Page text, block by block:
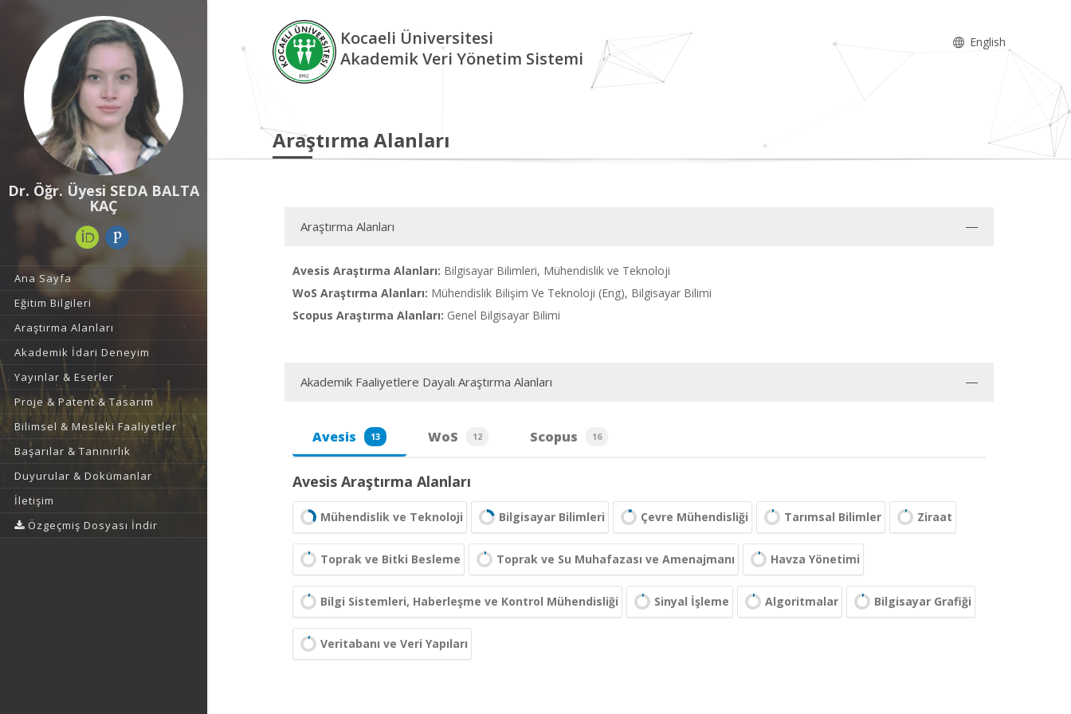
Dr. Öğr. Üyesi SEDA BALTA
KAÇ
Ana Sayfa
Eğitim Bilgileri
Araştırma Alanları
Akademik İdari Deneyim
Yayınlar & Eserler
Proje & Patent & Tasarım
Bilimsel & Mesleki Faaliyetler
Başarılar & Tanınırlık
Duyurular & Dokümanlar
İletişim
Özgeçmiş Dosyası İndir
Kocaeli Üniversitesi
Akademik Veri Yönetim Sistemi
English
Araştırma Alanları
Araştırma Alanları
Avesis Araştırma Alanları: Bilgisayar Bilimleri, Mühendislik ve Teknoloji
WoS Araştırma Alanları: Mühendislik Bilişim Ve Teknoloji (Eng), Bilgisayar Bilimi
Scopus Araştırma Alanları: Genel Bilgisayar Bilimi
Akademik Faaliyetlere Dayalı Araştırma Alanları
Avesis 13 WoS 12 Scopus 16
Avesis Araştırma Alanları
Mühendislik ve Teknoloji Bilgisayar Bilimleri Çevre Mühendisliği Tarımsal Bilimler Ziraat
Toprak ve Bitki Besleme Toprak ve Su Muhafazası ve Amenajmanı Havza Yönetimi
Bilgi Sistemleri, Haberleşme ve Kontrol Mühendisliği Sinyal İşleme Algoritmalar Bilgisayar Grafiği
Veritabanı ve Veri Yapıları